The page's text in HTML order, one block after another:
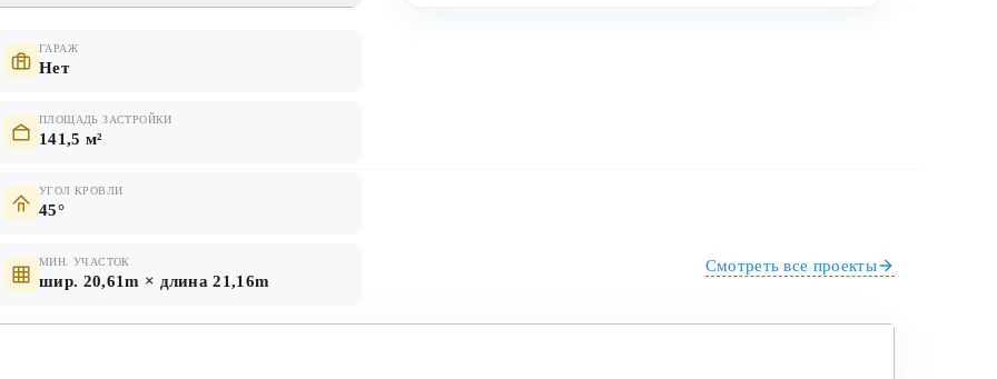
ГАРАЖ
Нет
ПЛОЩАДЬ ЗАСТРОЙКИ
141,5 м²
УГОЛ КРОВЛИ
45°
МИН. УЧАСТОК
шир. 20,61m × длина 21,16m
Смотреть все проекты